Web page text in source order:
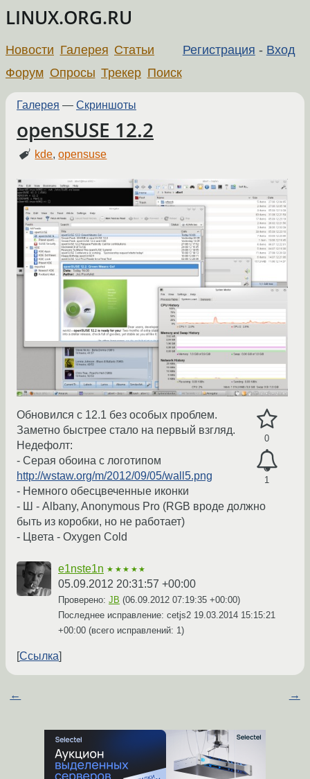
LINUX.ORG.RU
Регистрация - Вход
Новости Галерея Статьи
Форум Опросы Трекер Поиск
Галерея — Скриншоты
openSUSE 12.2
kde,opensuse
0
1
Обновился c 12.1 без особых проблем.
Заметно быстрее стало на первый взгляд.
Недефолт:
- Серая обоина с логотипом
http://wstaw.org/m/2012/09/05/wall5.png
- Немного обесцвеченные иконки
- Ш - Albany, Anonymous Pro (RGB вроде должно
быть из коробки, но не работает)
- Цвета - Oxygen Cold
e1nste1n ★★★★★
05.09.2012 20:31:57 +00:00
Проверено: JB (06.09.2012 07:19:35 +00:00)
Последнее исправление: cetjs2 19.03.2014 15:15:21
+00:00 (всего исправлений: 1)
Ссылка
← →